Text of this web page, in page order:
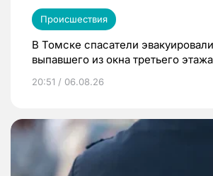
Происшествия
В Томске спасатели
выпавшего из окна третьего этажа
20:51 / 06.08.26